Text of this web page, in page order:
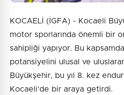
KOCAELİ (İGFA) - Kocaeli
motor sporlarında önemli bir
sahipliği yapıyor. Bu
potansiyelini ulusal ve
Büyükşehir, bu yıl 8. kez
Kocaeli’de bir araya getirdi.